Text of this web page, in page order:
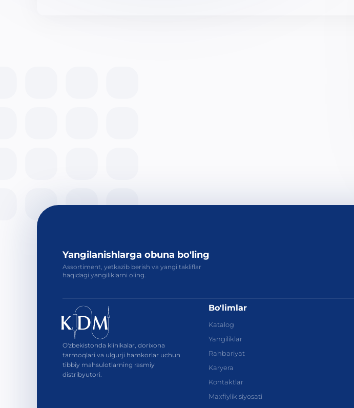
Yangilanishlarga obuna bo'ling
Assortiment, yetkazib berish va yangi takliflar
haqidagi yangiliklarni oling.
O'zbekistonda klinikalar, dorixona
tarmoqlari va ulgurji hamkorlar uchun
tibbiy mahsulotlarning rasmiy
distribyutori.
Bo'limlar
Katalog
Yangiliklar
Rahbariyat
Karyera
Kontaktlar
Maxfiylik siyosati